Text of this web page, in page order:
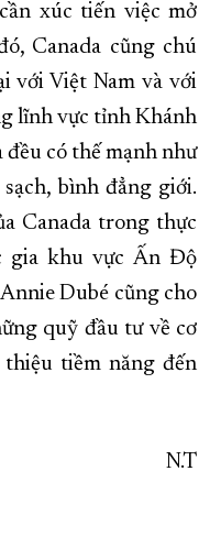
xúc tiến việc mở
Canada cũng chú
với Việt Nam và với
lĩnh vực tỉnh Khánh
có thế mạnh như
bình đẳng giới.
Canada trong thực
gia khu vực Ấn Độ
Dubé cũng cho
quỹ đầu tư về cơ
tiềm năng đến
N.T